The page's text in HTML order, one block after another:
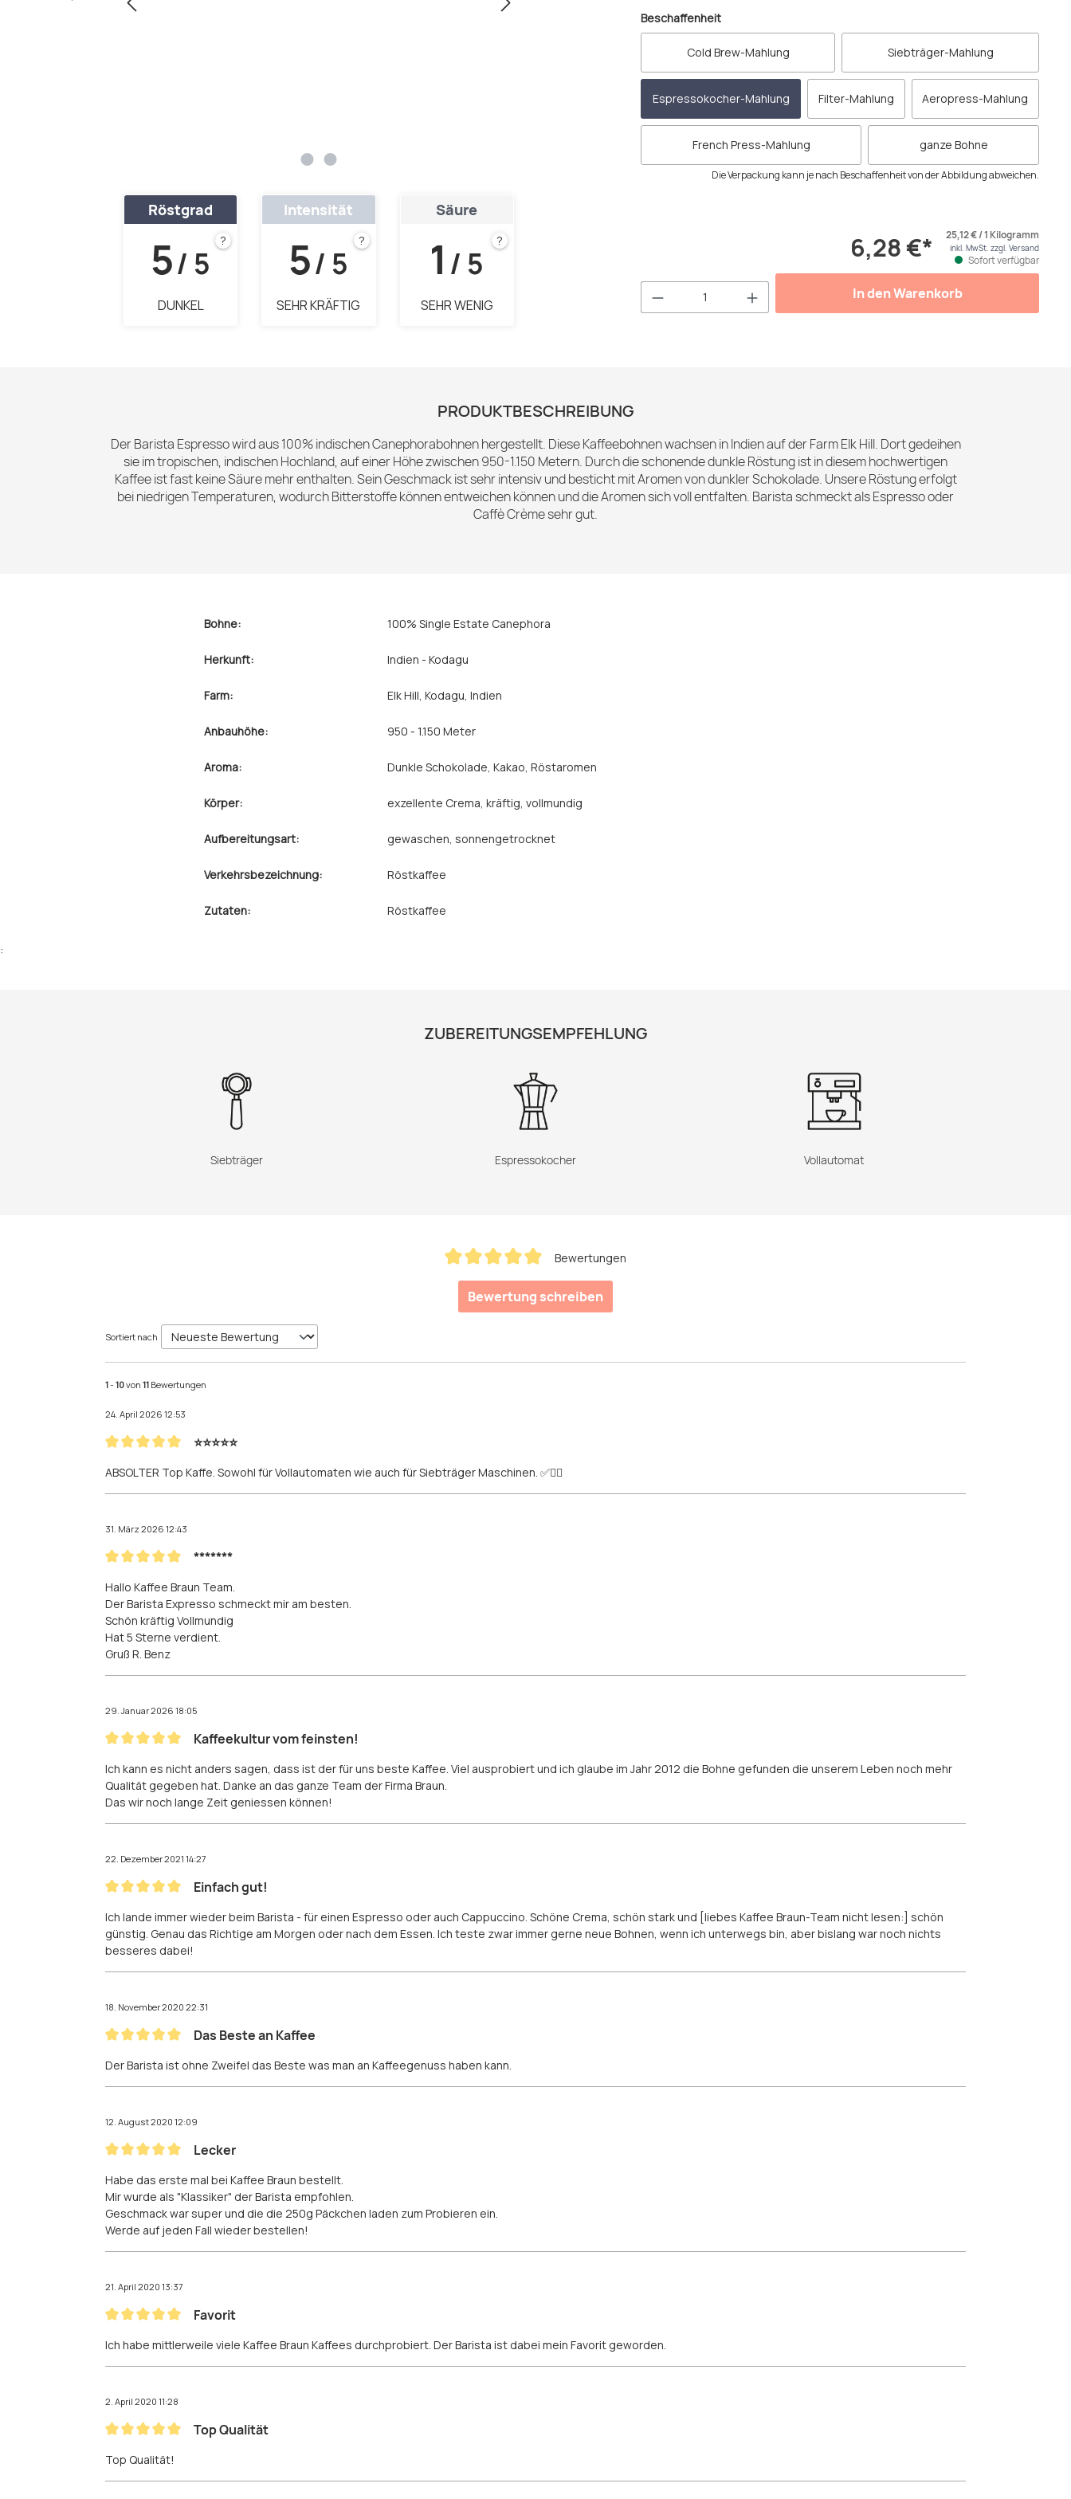
Röstgrad
?
5/ 5
DUNKEL
Intensität
?
5/ 5
SEHR KRÄFTIG
Säure
?
1 / 5
SEHR WENIG
Beschaffenheitauswählen
Cold Brew-Mahlung Siebträger-Mahlung
Espressokocher-Mahlung Filter-Mahlung Aeropress-Mahlung
French Press-Mahlung ganze Bohne
Die Verpackung kann je nach Beschaffenheit von der Abbildung abweichen.
Produkt Anzahl: Gib den gewünschten Wert
6,28 €* 25,12 € / 1 Kilogramm
inkl. MwSt. zzgl. Versand
Sofort verfügbar
In den Warenkorb
PRODUKTBESCHREIBUNG
Der Barista Espresso wird aus 100% indischen Canephorabohnen hergestellt. Diese Kaffeebohnen wachsen in Indien auf der Farm Elk Hill. Dort gedeihen
sie im tropischen, indischen Hochland, auf einer Höhe zwischen 950-1.150 Metern. Durch die schonende dunkle Röstung ist in diesem hochwertigen
Kaffee ist fast keine Säure mehr enthalten. Sein Geschmack ist sehr intensiv und besticht mit Aromen von dunkler Schokolade. Unsere Röstung erfolgt
bei niedrigen Temperaturen, wodurch Bitterstoffe können entweichen können und die Aromen sich voll entfalten. Barista schmeckt als Espresso oder
Caffè Crème sehr gut.
Bohne: 100% Single Estate Canephora
Herkunft: Indien - Kodagu
Farm: Elk Hill, Kodagu, Indien
Anbauhöhe: 950 - 1.150 Meter
Aroma: Dunkle Schokolade, Kakao, Röstaromen
Körper: exzellente Crema, kräftig, vollmundig
Aufbereitungsart: gewaschen, sonnengetrocknet
Verkehrsbezeichnung: Röstkaffee
Zutaten: Röstkaffee
:
ZUBEREITUNGSEMPFEHLUNG
Siebträger Espressokocher Vollautomat
Bewertungen
Bewertung schreiben
Sortiert nach
1- 10von 11 Bewertungen
24. April 2026 12:53
⭐️⭐️⭐️⭐️⭐️
ABSOLTER Top Kaffe. Sowohl für Vollautomaten wie auch für Siebträger Maschinen. ✅👍🏻
31. März 2026 12:43
*******
Hallo Kaffee Braun Team.
Der Barista Expresso schmeckt mir am besten.
Schön kräftig Vollmundig
Hat 5 Sterne verdient.
Gruß R. Benz
29. Januar 2026 18:05
Kaffeekultur vom feinsten!
Ich kann es nicht anders sagen, dass ist der für uns beste Kaffee. Viel ausprobiert und ich glaube im Jahr 2012 die Bohne gefunden die unserem Leben noch mehr
Qualität gegeben hat. Danke an das ganze Team der Firma Braun.
Das wir noch lange Zeit geniessen können!
22. Dezember 2021 14:27
Einfach gut!
Ich lande immer wieder beim Barista - für einen Espresso oder auch Cappuccino. Schöne Crema, schön stark und [liebes Kaffee Braun-Team nicht lesen:] schön
günstig. Genau das Richtige am Morgen oder nach dem Essen. Ich teste zwar immer gerne neue Bohnen, wenn ich unterwegs bin, aber bislang war noch nichts
besseres dabei!
18. November 2020 22:31
Das Beste an Kaffee
Der Barista ist ohne Zweifel das Beste was man an Kaffeegenuss haben kann.
12. August 2020 12:09
Lecker
Habe das erste mal bei Kaffee Braun bestellt.
Mir wurde als "Klassiker" der Barista empfohlen.
Geschmack war super und die die 250g Päckchen laden zum Probieren ein.
Werde auf jeden Fall wieder bestellen!
21. April 2020 13:37
Favorit
Ich habe mittlerweile viele Kaffee Braun Kaffees durchprobiert. Der Barista ist dabei mein Favorit geworden.
2. April 2020 11:28
Top Qualität
Top Qualität!